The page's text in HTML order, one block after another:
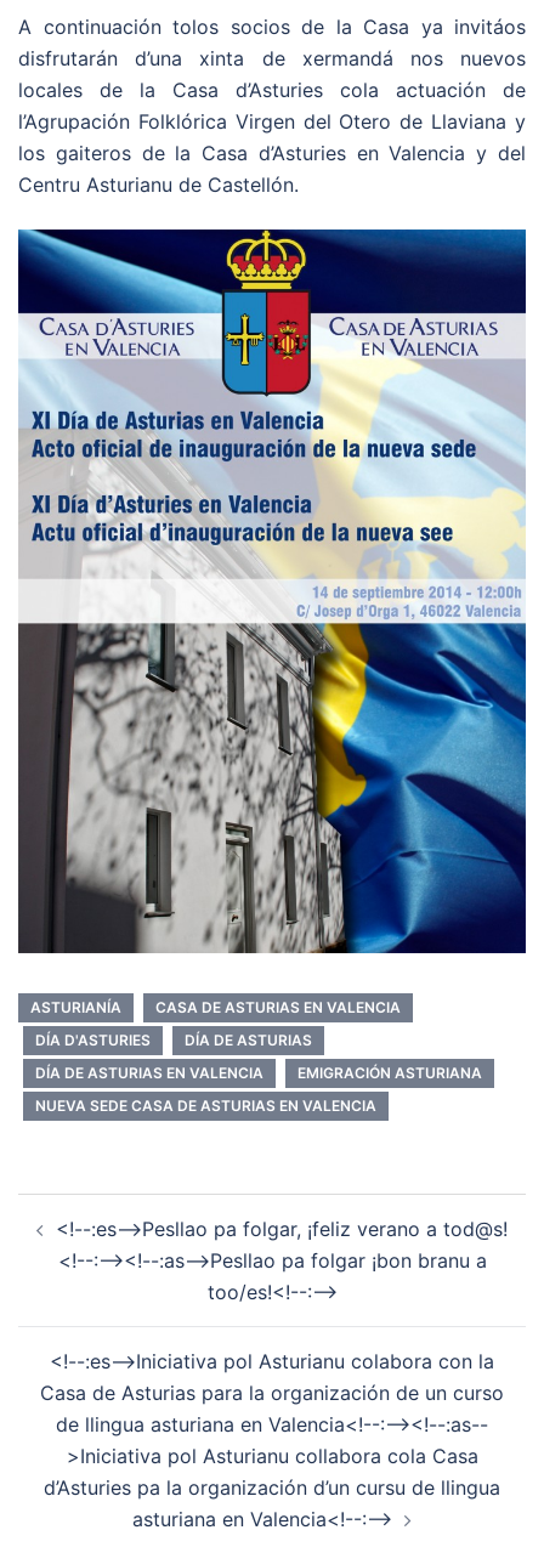
A continuación tolos socios de la Casa ya invitáos
disfrutarán d’una xinta de xermandá nos nuevos
locales de la Casa d’Asturies cola actuación de
l’Agrupación Folklórica Virgen del Otero de Llaviana y
los gaiteros de la Casa d’Asturies en Valencia y del
Centru Asturianu de Castellón.
ASTURIANÍA
CASA DE ASTURIAS EN VALENCIA
DÍA D'ASTURIES
DÍA DE ASTURIAS
DÍA DE ASTURIAS EN VALENCIA
EMIGRACIÓN ASTURIANA
NUEVA SEDE CASA DE ASTURIAS EN VALENCIA
de
entradas
<!--:es-->Pesllao pa folgar, ¡feliz verano a tod@s!
<!--:--><!--:as-->Pesllao pa folgar ¡bon branu a
too/es!<!--:-->
<!--:es-->Iniciativa pol Asturianu colabora con la
Casa de Asturias para la organización de un curso
de llingua asturiana en Valencia<!--:--><!--:as--
>Iniciativa pol Asturianu collabora cola Casa
d’Asturies pa la organización d’un cursu de llingua
asturiana en Valencia<!--:-->